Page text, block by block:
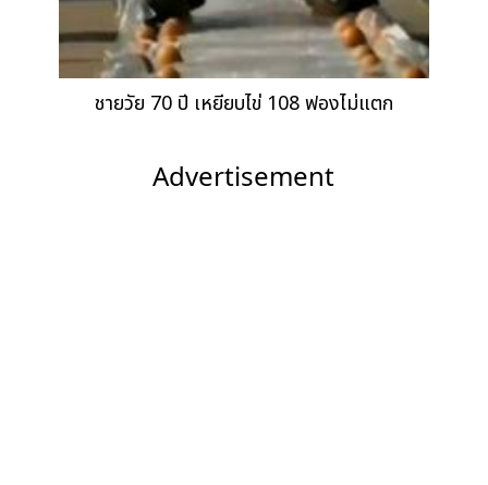
ชายวัย 70 ปี เหยียบไข่ 108 ฟองไม่แตก
Advertisement